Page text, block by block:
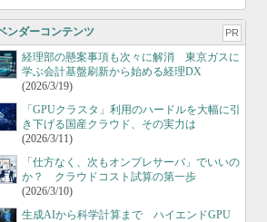
ンダーコンテンツ PR
経理部の懸案事項も次々に解消 東京ガスに
学ぶ会計基盤刷新から始める経理DX
(2026/3/19)
「GPUクラスタ」利用のハードルを大幅に引
き下げる国産クラウド、その実力は
(2026/3/11)
「仕方なく、次もオンプレサーバ」でいいの
か？ クラウドコスト試算の第一歩
(2026/3/10)
生成AIから科学計算まで ハイエンドGPU